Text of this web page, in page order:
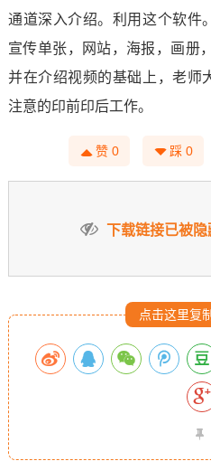
通道深入介绍。利用这个软件
宣传单张，网站，海报，画册
并在介绍视频的基础上，老师
注意的印前印后工作。
赞 0 踩 0
下载链接已被隐
点击这里复